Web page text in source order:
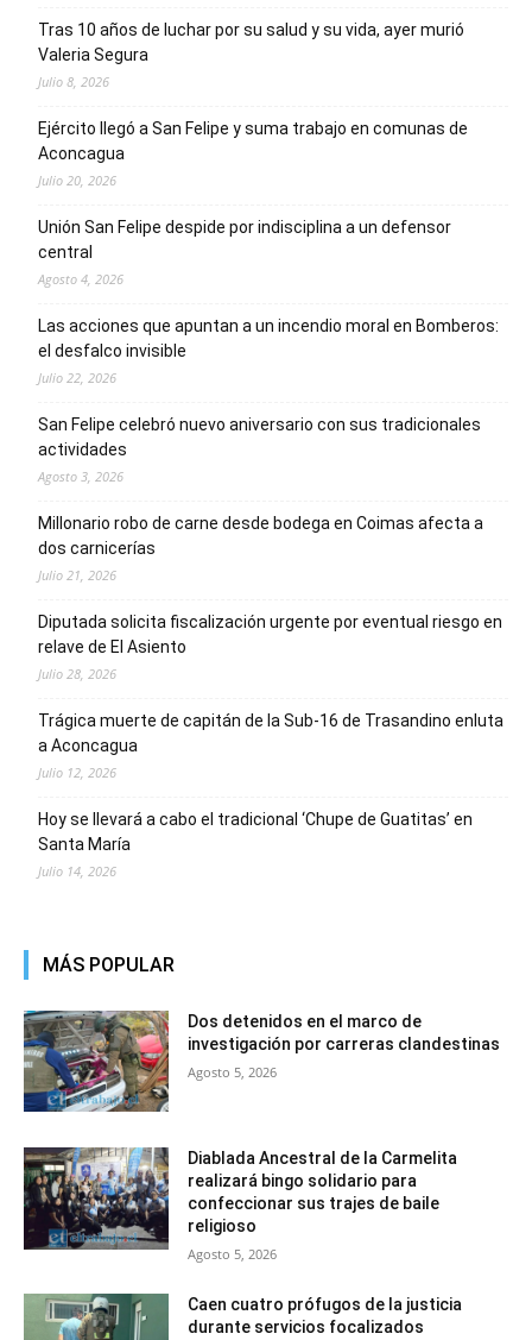
Tras 10 años de luchar por su salud y su vida, ayer murió
Valeria Segura
Julio 8, 2026
Ejército llegó a San Felipe y suma trabajo en comunas de
Aconcagua
Julio 20, 2026
Unión San Felipe despide por indisciplina a un defensor
central
Agosto 4, 2026
Las acciones que apuntan a un incendio moral en Bomberos:
el desfalco invisible
Julio 22, 2026
San Felipe celebró nuevo aniversario con sus tradicionales
actividades
Agosto 3, 2026
Millonario robo de carne desde bodega en Coimas afecta a
dos carnicerías
Julio 21, 2026
Diputada solicita fiscalización urgente por eventual riesgo en
relave de El Asiento
Julio 28, 2026
Trágica muerte de capitán de la Sub-16 de Trasandino enluta
a Aconcagua
Julio 12, 2026
Hoy se llevará a cabo el tradicional ‘Chupe de Guatitas’ en
Santa María
Julio 14, 2026
MÁS POPULAR
Dos detenidos en el marco de
investigación por carreras clandestinas
Agosto 5, 2026
Diablada Ancestral de la Carmelita
realizará bingo solidario para
confeccionar sus trajes de baile
religioso
Agosto 5, 2026
Caen cuatro prófugos de la justicia
durante servicios focalizados